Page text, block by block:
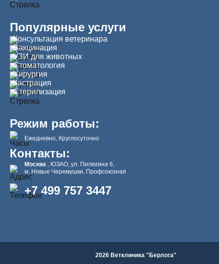
Популярные услуги
Консультация ветеринара
Вакцинация
УЗИ для животных
Стоматология
Хирургия
Кастрация
Стерилизация
Режим работы:
Ежедневно, Круглосуточно
Контакты:
Москва
, ЮЗАО, ул. Пилюгина 6,
м. Новые Черемушки, Профсоюзная
+7 499 757 3447
2026 Ветклиника "Берлога"